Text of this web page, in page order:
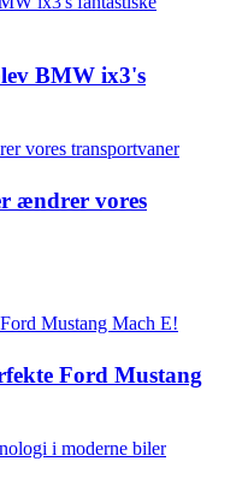
BMW ix3's
ændrer vores
Ford Mustang